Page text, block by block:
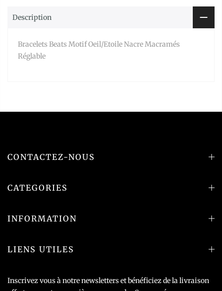
Description
Bracelets Beats Motif Oeil/Etoile Nacre Macramés
Réglable
CONTACTEZ-NOUS
CATEGORIES
INFORMATION
LIENS UTILES
Inscrivez vous à notre newsletters et bénéficiez de la livraison